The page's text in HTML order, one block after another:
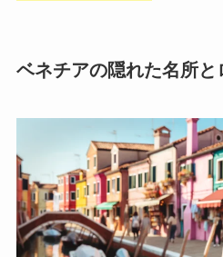
ベネチアの隠れた名所と